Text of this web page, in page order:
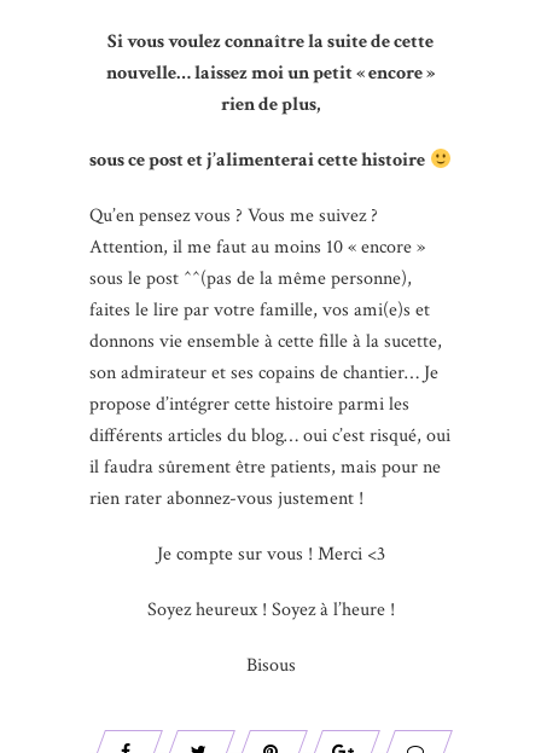
Si vous voulez connaître la suite de cette
nouvelle…laissez moi un petit « encore »
rien de plus,
sous ce post et j’alimenterai cette histoire
Qu’en pensez vous ? Vous me suivez ?
Attention, il me faut au moins 10 « encore »
sous le post ^^(pas de la même personne),
faites le lire par votre famille, vos ami(e)s et
donnons vie ensemble à cette fille à la sucette,
son admirateur et ses copains de chantier… Je
propose d’intégrer cette histoire parmi les
différents articles du blog… oui c’est risqué, oui
il faudra sûrement être patients, mais pour ne
rien rater abonnez-vous justement !
Je compte sur vous ! Merci <3
Soyez heureux ! Soyez à l’heure !
Bisous